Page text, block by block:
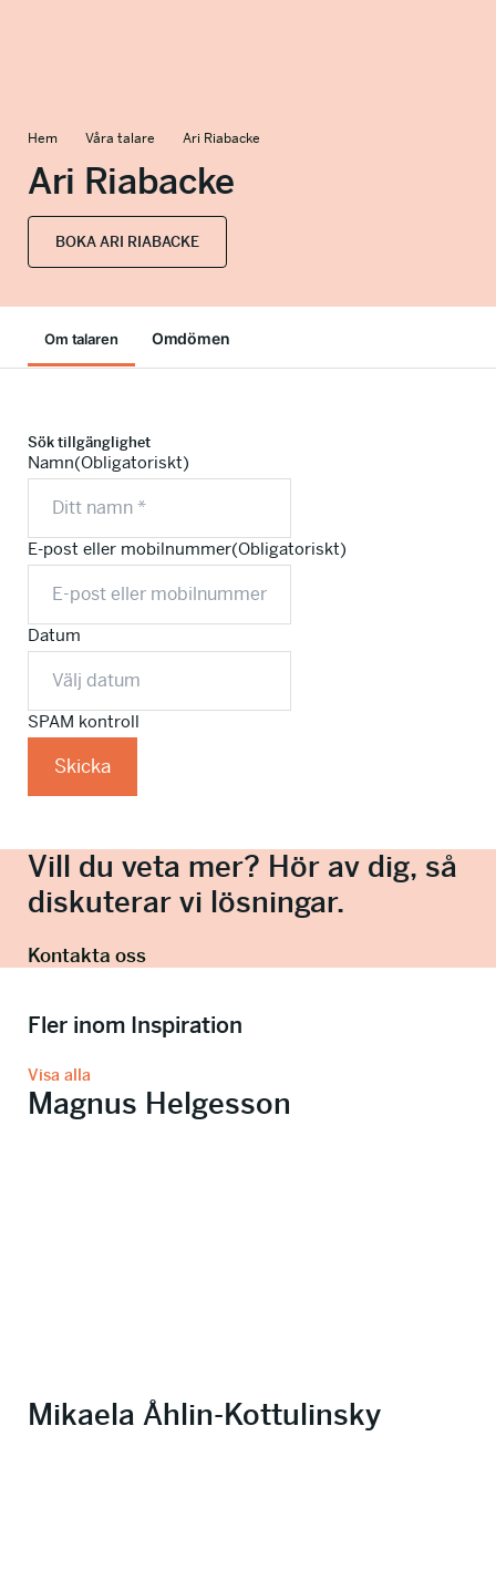
Hem Våra talare Ari Riabacke
Ari Riabacke
BOKA ARI RIABACKE
Om talaren Omdömen
Sök tillgänglighet
Namn(Obligatoriskt)
E-post eller mobilnummer(Obligatoriskt)
Datum
SPAM kontroll
Vill du veta mer? Hör av dig, så
diskuterar vi lösningar.
Kontakta oss
Fler inom Inspiration
Visa alla
Magnus Helgesson
Mikaela Åhlin-Kottulinsky